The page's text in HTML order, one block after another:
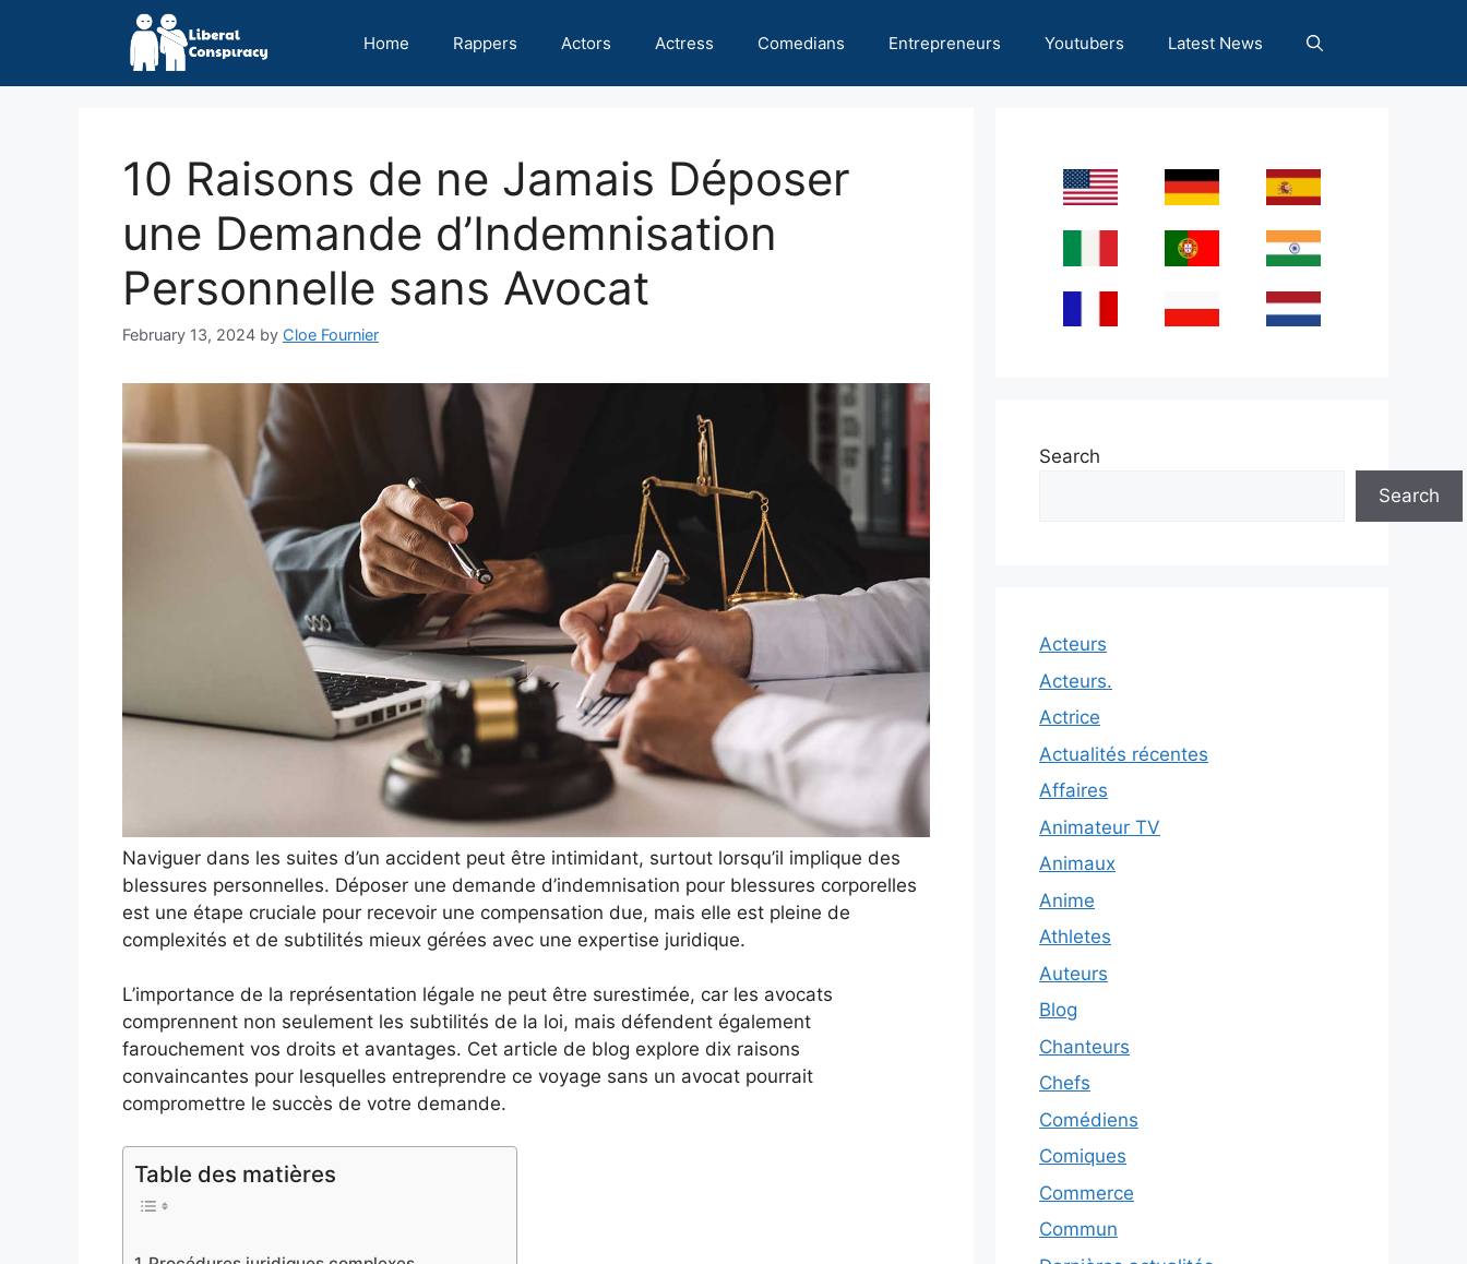
Home Rappers Actors Actress Comedians Entrepreneurs Youtubers Latest News
10 Raisons de ne Jamais Déposer
une Demande d’Indemnisation
Personnelle sans Avocat
February 13, 2024 by Cloe Fournier
Naviguer dans les suites d’un accident peut être intimidant, surtout lorsqu’il implique des
blessures personnelles. Déposer une demande d’indemnisation pour blessures corporelles
est une étape cruciale pour recevoir une compensation due, mais elle est pleine de
complexités et de subtilités mieux gérées avec une expertise juridique.
L’importance de la représentation légale ne peut être surestimée, car les avocats
comprennent non seulement les subtilités de la loi, mais défendent également
farouchement vos droits et avantages. Cet article de blog explore dix raisons
convaincantes pour lesquelles entreprendre ce voyage sans un avocat pourrait
compromettre le succès de votre demande.
Table des matières
Search
Search
Acteurs
Acteurs.
Actrice
Actualités récentes
Affaires
Animateur TV
Animaux
Anime
Athletes
Auteurs
Blog
Chanteurs
Chefs
Comédiens
Comiques
Commerce
Commun